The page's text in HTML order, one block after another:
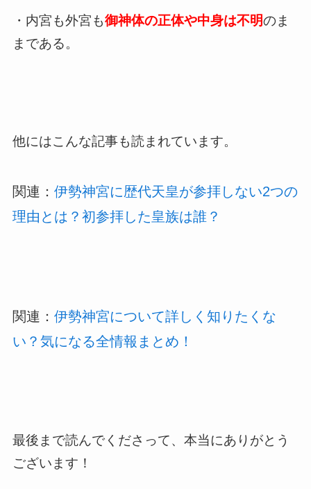
・内宮も外宮も御神体の正体や中身は不明のま
まである。
他にはこんな記事も読まれています。
関連： 伊勢神宮に歴代天皇が参拝しない2つの
理由とは？初参拝した皇族は誰？
関連： 伊勢神宮について詳しく知りたくな
い？気になる全情報まとめ！
最後まで読んでくださって、本当にありがとう
ございます！